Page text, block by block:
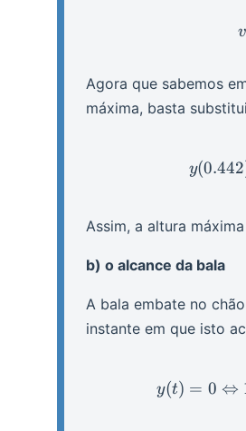
v
Agora que sabemos
máxima, basta
y(0.442
Assim, a altura
b) o alcance da bala
A bala embate no
instante em que isto
y(t) = 0 ⇔